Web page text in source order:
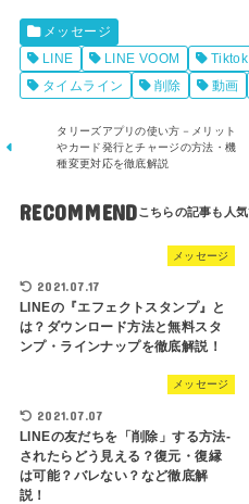
メッセージ
LINE
LINE VOOM Tiktok
タイムライン
削除 動画
タリーズアプリの使い方－メリット
やカード発行とチャージの方法・機
種変更対応を徹底解説
RECOMMEND
メッセージ
2021.07.17
LINEの『エフェクトスタンプ』と
は？ダウンロード方法と無料スタ
ンプ・ラインナップを徹底解説！
メッセージ
2021.07.07
LINEの友だちを「削除」する方法-
されたらどう見える？復元・復縁
は可能？バレない？など徹底解
説！